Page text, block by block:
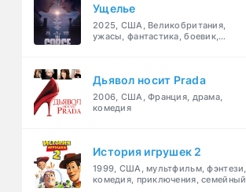
Ущелье
2025, США, Великобритания,
ужасы, фантастика, боевик,
Дьявол носит Prada
2006, США, Франция, драма,
комедия
История игрушек 2
1999, США, мультфильм, фэнтези,
комедия, приключения, семейный